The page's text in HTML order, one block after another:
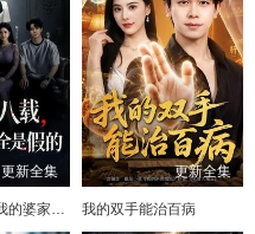
更新全集
含辛十八载，我的婆家全是假的
更新全集
我的双手能治百病